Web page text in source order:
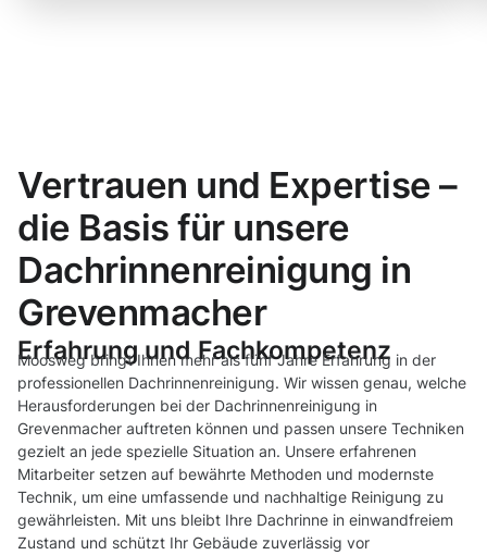
Vertrauen und Expertise –
die Basis für unsere
Dachrinnenreinigung in
Grevenmacher
Erfahrung und Fachkompetenz
Moosweg bringt Ihnen mehr als fünf Jahre Erfahrung in der
professionellen Dachrinnenreinigung. Wir wissen genau, welche
Herausforderungen bei der Dachrinnenreinigung in
Grevenmacher auftreten können und passen unsere Techniken
gezielt an jede spezielle Situation an. Unsere erfahrenen
Mitarbeiter setzen auf bewährte Methoden und modernste
Technik, um eine umfassende und nachhaltige Reinigung zu
gewährleisten. Mit uns bleibt Ihre Dachrinne in einwandfreiem
Zustand und schützt Ihr Gebäude zuverlässig vor